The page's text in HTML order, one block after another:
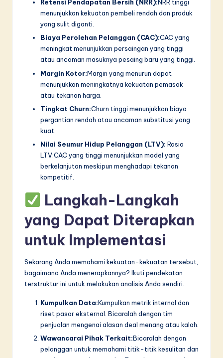
Retensi Pendapatan Bersih (NRR):NRR tinggi
menunjukkan kekuatan pembeli rendah dan produk
yang sulit diganti.
Biaya Perolehan Pelanggan (CAC):CAC yang
meningkat menunjukkan persaingan yang tinggi
atau ancaman masuknya pesaing baru yang tinggi.
Margin Kotor:Margin yang menurun dapat
menunjukkan meningkatnya kekuatan pemasok
atau tekanan harga.
Tingkat Churn:Churn tinggi menunjukkan biaya
pergantian rendah atau ancaman substitusi yang
kuat.
Nilai Seumur Hidup Pelanggan (LTV): Rasio
LTV:CAC yang tinggi menunjukkan model yang
berkelanjutan meskipun menghadapi tekanan
kompetitif.
Langkah-Langkah
yang Dapat Diterapkan
untuk Implementasi
Sekarang Anda memahami kekuatan-kekuatan tersebut,
bagaimana Anda menerapkannya? Ikuti pendekatan
terstruktur ini untuk melakukan analisis Anda sendiri.
Kumpulkan Data:Kumpulkan metrik internal dan
riset pasar eksternal. Bicaralah dengan tim
penjualan mengenai alasan deal menang atau kalah.
Wawancarai Pihak Terkait:Bicaralah dengan
pelanggan untuk memahami titik-titik kesulitan dan